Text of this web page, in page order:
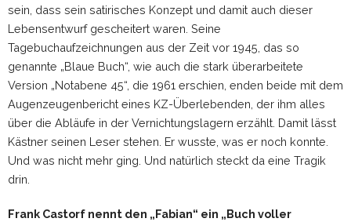
sein, dass sein satirisches Konzept und damit auch dieser
Lebensentwurf gescheitert waren. Seine
Tagebuchaufzeichnungen aus der Zeit vor 1945, das so
genannte „Blaue Buch“, wie auch die stark überarbeitete
Version „Notabene 45“, die 1961 erschien, enden beide mit dem
Augenzeugenbericht eines KZ-Überlebenden, der ihm alles
über die Abläufe in der Vernichtungslagern erzählt. Damit lässt
Kästner seinen Leser stehen. Er wusste, was er noch konnte.
Und was nicht mehr ging. Und natürlich steckt da eine Tragik
drin.
Frank Castorf nennt den „Fabian“ ein „Buch voller